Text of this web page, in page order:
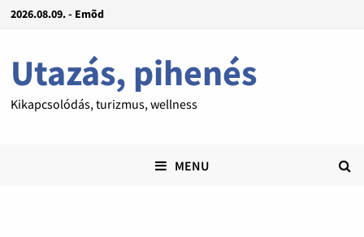
2026.08.09. - Emõd
Utazás, pihenés
Kikapcsolódás, turizmus, wellness
MENU